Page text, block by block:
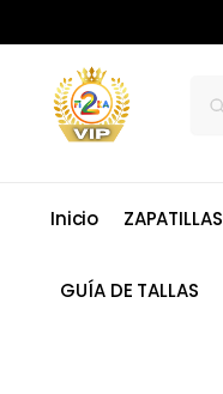
Inicio ZAPATILLAS
GUÍA DE TALLAS